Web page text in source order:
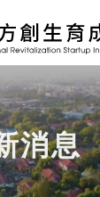
消息